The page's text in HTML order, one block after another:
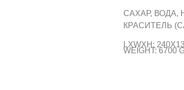
САХАР, ВОДА,
КРАСИТЕЛЬ
LXWXH:
WEIGHT: 6700